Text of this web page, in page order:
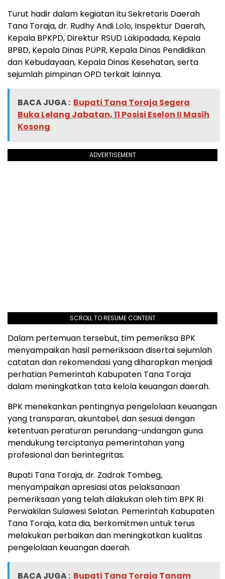
Turut hadir dalam kegiatan itu Sekretaris Daerah
Tana Toraja,dr. Rudhy Andi Lolo, Inspektur Daerah,
Kepala BPKPD, Direktur RSUD Lakipadada, Kepala
BPBD, Kepala Dinas PUPR, Kepala Dinas Pendidikan
dan Kebudayaan, Kepala Dinas Kesehatan, serta
sejumlah pimpinan OPD terkait lainnya.
BACA JUGA : Bupati Tana Toraja Segera
Buka Lelang Jabatan, 11 Posisi Eselon II Masih
Kosong
ADVERTISEMENT
SCROLL TO RESUME CONTENT
Dalam pertemuan tersebut, tim pemeriksa BPK
menyampaikan hasil pemeriksaan disertai sejumlah
catatan dan rekomendasi yang diharapkan menjadi
perhatian Pemerintah Kabupaten Tana Toraja
dalam meningkatkan tata kelola keuangan daerah.
BPK menekankan pentingnya pengelolaan keuangan
yang transparan, akuntabel, dan sesuai dengan
ketentuan peraturan perundang-undangan guna
mendukung terciptanya pemerintahan yang
profesional dan berintegritas.
Bupati Tana Toraja, dr. Zadrak Tombeg,
menyampaikan apresiasi atas pelaksanaan
pemeriksaan yang telah dilakukan oleh tim BPK RI
Perwakilan Sulawesi Selatan. Pemerintah Kabupaten
Tana Toraja, kata dia, berkomitmen untuk terus
melakukan perbaikan dan meningkatkan kualitas
pengelolaan keuangan daerah.
BACA JUGA : Bupati Tana Toraja Tanam